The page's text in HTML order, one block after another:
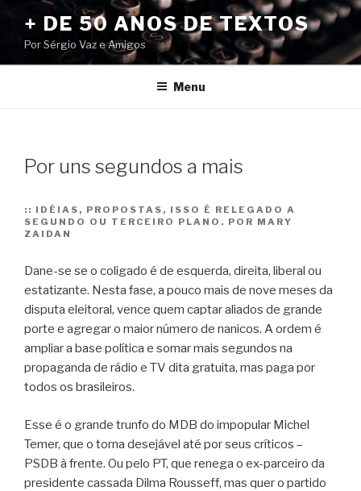
conteúdo
+ DE 50 ANOS DE TEXTOS
Por Sérgio Vaz e Amigos
Menu
Por uns segundos a mais
:: IDÉIAS, PROPOSTAS, ISSO É RELEGADO A
SEGUNDO OU TERCEIRO PLANO. POR MARY
ZAIDAN
Dane-se se o coligado é de esquerda, direita, liberal ou
estatizante. Nesta fase, a pouco mais de nove meses da
disputa eleitoral, vence quem captar aliados de grande
porte e agregar o maior número de nanicos. A ordem é
ampliar a base política e somar mais segundos na
propaganda de rádio e TV dita gratuita, mas paga por
todos os brasileiros.
Esse é o grande trunfo do MDB do impopular Michel
Temer, que o torna desejável até por seus críticos –
PSDB à frente. Ou pelo PT, que renega o ex-parceiro da
presidente cassada Dilma Rousseff, mas quer o partido